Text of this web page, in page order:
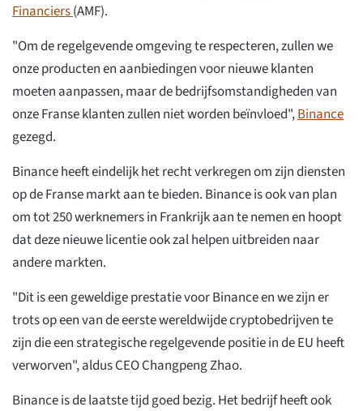
Financiers(AMF).
"Om de regelgevende omgeving te respecteren, zullen we
onze producten en aanbiedingen voor nieuwe klanten
moeten aanpassen, maar de bedrijfsomstandigheden van
onze Franse klanten zullen niet worden beïnvloed",Binance
gezegd.
Binance heeft eindelijk het recht verkregen om zijn diensten
op de Franse markt aan te bieden. Binance is ook van plan
om tot 250 werknemers in Frankrijk aan te nemen en hoopt
dat deze nieuwe licentie ook zal helpen uitbreiden naar
andere markten.
"Dit is een geweldige prestatie voor Binance en we zijn er
trots op een van de eerste wereldwijde cryptobedrijven te
zijn die een strategische regelgevende positie in de EU heeft
verworven", aldus CEO Changpeng Zhao.
Binance is de laatste tijd goed bezig. Het bedrijf heeft ook